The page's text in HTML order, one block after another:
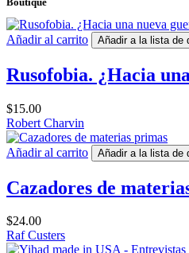
Añadir al carrito Añadir a la lista de
Rusofobia. ¿Hacia
$15.00
Robert Charvin
Añadir al carrito Añadir a la lista de
Cazadores de
$24.00
Raf Custers